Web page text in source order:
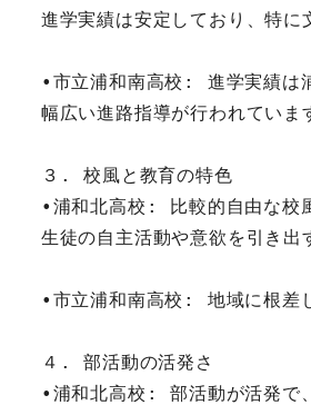
進学実績は安定しており、特に
•市立浦和南高校: 進学実績は
幅広い進路指導が行われていま
３. 校風と教育の特色
•浦和北高校: 比較的自由な校
生徒の自主活動や意欲を引き出
•市立浦和南高校: 地域に根差
４. 部活動の活発さ
•浦和北高校: 部活動が活発で